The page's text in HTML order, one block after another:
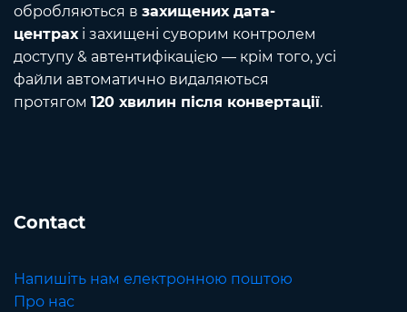
обробляються в захищених дата-
центрах і захищені суворим контролем
доступу & автентифікацією — крім того, усі
файли автоматично видаляються
протягом 120 хвилин після конвертації.
Contact
Напишіть нам електронною поштою
Про нас